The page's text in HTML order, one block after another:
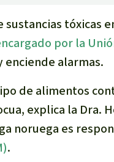
tóxicas
por la
enciende alarmas.
de alimentos
explica la Dra.
noruega es
.